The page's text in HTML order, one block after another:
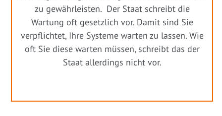
zu gewährleisten. Der Staat schreibt die
Wartung oft gesetzlich vor. Damit sind Sie
verpflichtet, Ihre Systeme warten zu lassen. Wie
oft Sie diese warten müssen, schreibt das der
Staat allerdings nicht vor.